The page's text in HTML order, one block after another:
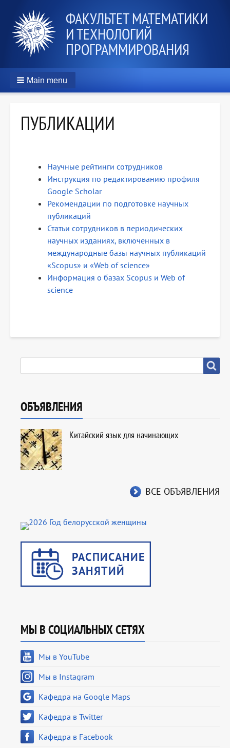
ФАКУЛЬТЕТ МАТЕМАТИКИ
И ТЕХНОЛОГИЙ
ПРОГРАММИРОВАНИЯ
Main menu
ПУБЛИКАЦИИ
Научные рейтинги сотрудников
Инструкция по редактированию профиля
Google Scholar
Рекомендации по подготовке научных
публикаций
Статьи сотрудников в периодических
научных изданиях, включенных в
международные базы научных публикаций
«Scopus» и «Web of science»
Информация о базах Scopus и Web of
science
ОБЪЯВЛЕНИЯ
Китайский язык для начинающих
ВСЕ ОБЪЯВЛЕНИЯ
МЫ В СОЦИАЛЬНЫХ СЕТЯХ
Мы в YouTube
Мы в Instagram
Кафедра на Google Maps
Кафедра в Twitter
Кафедра в Facebook